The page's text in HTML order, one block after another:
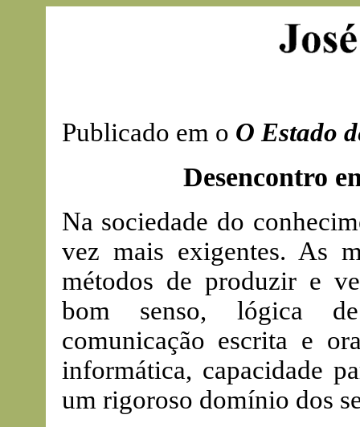
Publicado em o O Estado
Desencontro
Na sociedade do
vez mais exigentes. As
métodos de produzir e
bom senso, lógica
comunicação escrita e
informática, capacidade
um rigoroso domínio dos